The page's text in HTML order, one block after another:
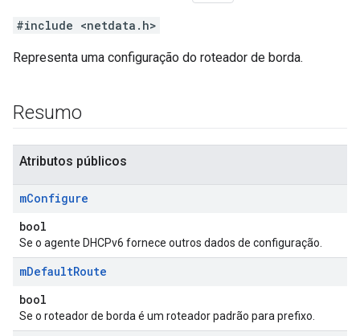
#include <netdata.h>
Representa uma configuração do roteador de borda.
Resumo
Atributos públicos
mConfigure
bool
Se o agente DHCPv6 fornece outros dados de configuração.
mDefaultRoute
bool
Se o roteador de borda é um roteador padrão para prefixo.